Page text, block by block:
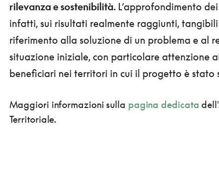
rilevanza e sostenibilità. L’approfondimento
infatti, sui risultati realmente raggiunti,
riferimento alla soluzione di un problema e al
situazione iniziale, con particolare attenzione
beneficiari nei territori in cui il progetto è stato
Maggiori informazioni sulla pagina dedicata
Territoriale.